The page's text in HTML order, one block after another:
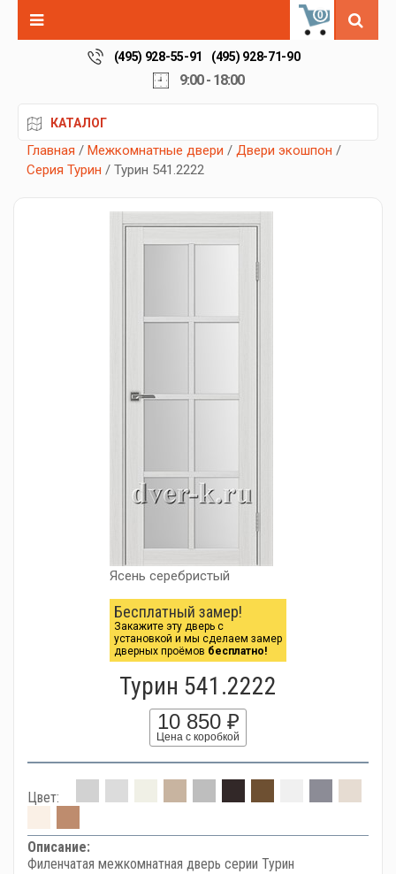
0
(495) 928-55-91 (495) 928-71-90
9:00 - 18:00
КАТАЛОГ
Главная / Межкомнатные двери / Двери экошпон /
Серия Турин / Турин 541.2222
Ясень серебристый
Бесплатный замер!
Закажите эту дверь с
установкой и мы сделаем замер
дверных проёмов бесплатно!
Турин 541.2222
10 850 ₽
Цена с коробкой
Цвет:
Описание:
Филенчатая межкомнатная дверь серии Турин